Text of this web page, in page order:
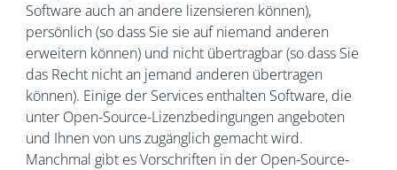
Software auch an andere lizensieren können),
persönlich (so dass Sie sie auf niemand anderen
erweitern können) und nicht übertragbar (so dass Sie
das Recht nicht an jemand anderen übertragen
können). Einige der Services enthalten Software, die
unter Open-Source-Lizenzbedingungen angeboten
und Ihnen von uns zugänglich gemacht wird.
Manchmal gibt es Vorschriften in der Open-Source-